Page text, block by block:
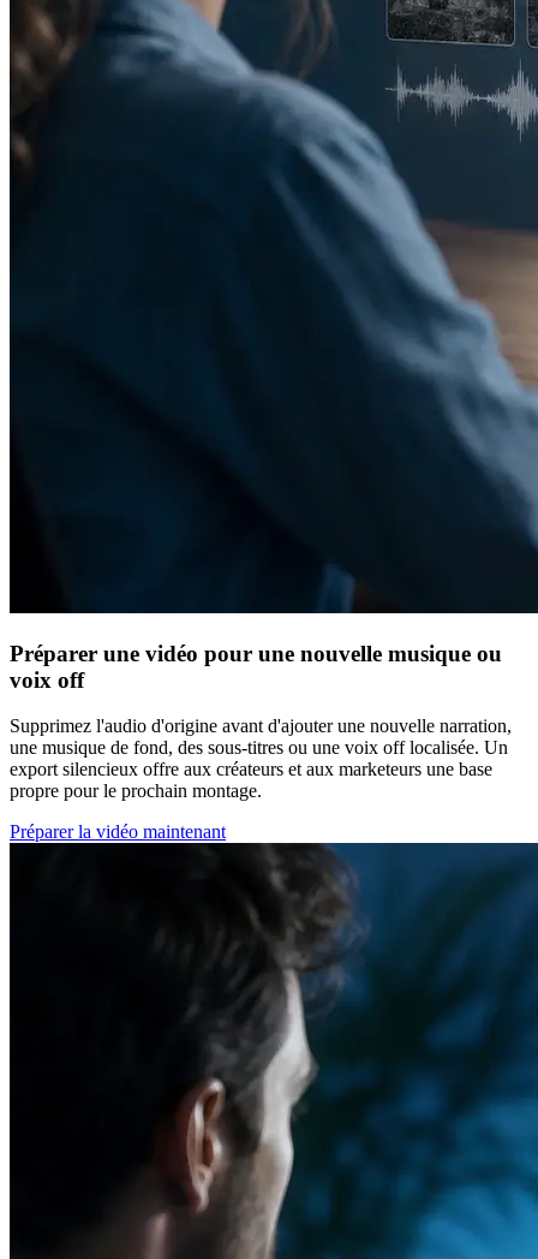
Préparer une vidéo pour une nouvelle musique ou
voix off
Supprimez l'audio d'origine avant d'ajouter une nouvelle narration,
une musique de fond, des sous-titres ou une voix off localisée. Un
export silencieux offre aux créateurs et aux marketeurs une base
propre pour le prochain montage.
Préparer la vidéo maintenant